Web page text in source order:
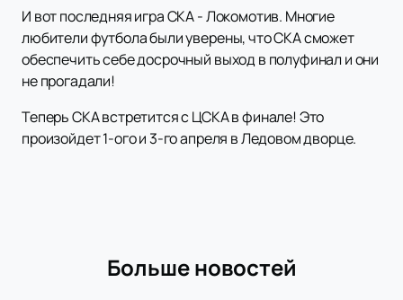
И вот последняя игра СКА - Локомотив. Многие
любители футбола были уверены, что СКА сможет
обеспечить себе досрочный выход в полуфинал и они
не прогадали!
Теперь СКА встретится с ЦСКА в финале! Это
произойдет 1-ого и 3-го апреля в Ледовом дворце.
Больше новостей